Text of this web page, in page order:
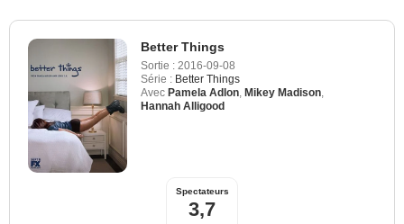
Better Things
Sortie : 2016-09-08
Série : Better Things
Avec Pamela Adlon Mikey Madison
Hannah Alligood
Spectateurs
3,7